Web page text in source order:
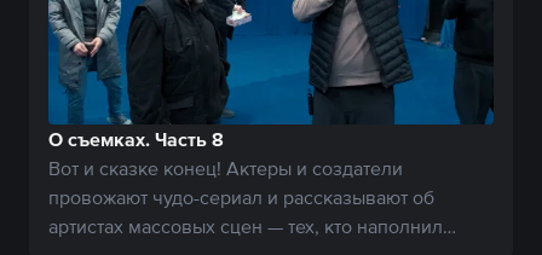
О съемках. Часть 8
Вот и сказке конец! Актеры и создатели
провожают чудо-сериал и рассказывают об
артистах массовых сцен — тех, кто наполнил